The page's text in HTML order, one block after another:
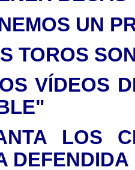
UN
TOROS
VÍDEOS
LOS